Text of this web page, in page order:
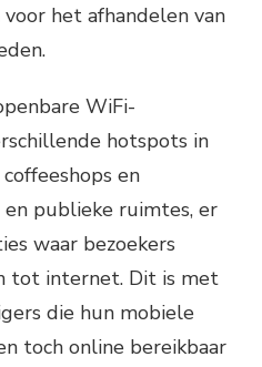
het afhandelen van
WiFi-
hotspots in
en
publieke ruimtes, er
waar bezoekers
tot internet. Dit is met
die hun mobiele
toch online bereikbaar